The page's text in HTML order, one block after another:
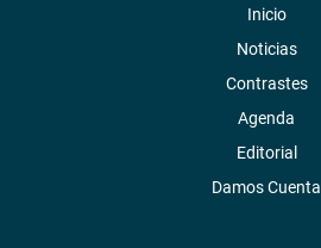
Inicio
Noticias
Contrastes
Agenda
Editorial
Damos Cuenta